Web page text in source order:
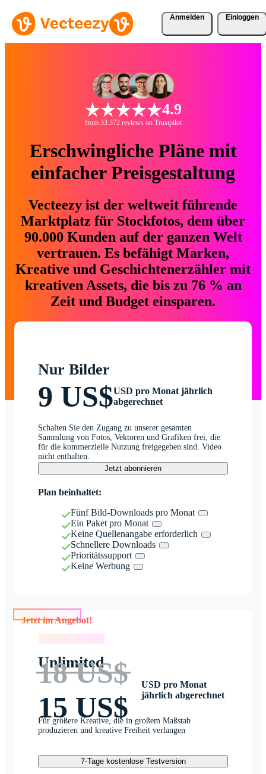
Anmelden Einloggen
4.9
from 33.572 reviews on Trustpilot
Erschwingliche Pläne mit
einfacher Preisgestaltung
Vecteezy ist der weltweit führende
Marktplatz für Stockfotos, dem über
90.000 Kunden auf der ganzen Welt
vertrauen. Es befähigt Marken,
Kreative und Geschichtenerzähler mit
kreativen Assets, die bis zu 76 % an
Zeit und Budget einsparen.
Nur Bilder
9 US$USD pro Monat jährlich
abgerechnet
Schalten Sie den Zugang zu unserer gesamten
Sammlung von Fotos, Vektoren und Grafiken frei, die
für die kommerzielle Nutzung freigegeben sind. Video
nicht enthalten.
Jetzt abonnieren
Plan beinhaltet:
Fünf Bild-Downloads pro Monat
Ein Paket pro Monat
Keine Quellenangabe erforderlich
Schnellere Downloads
Prioritätssupport
Keine Werbung
Jetzt im Angebot!
Unlimited
18 US$
15 US$
USD pro Monat
jährlich abgerechnet
Für größere Kreative, die in großem Maßstab
produzieren und kreative Freiheit verlangen
7-Tage kostenlose Testversion